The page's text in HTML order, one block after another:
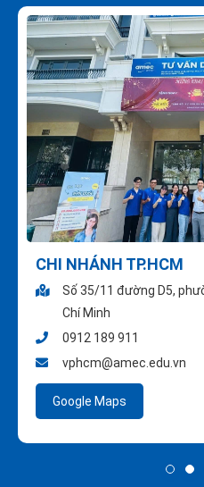
CHI NHÁNH TP.HCM
Số 35/11 đường D5,
Chí Minh
0912 189 911
vphcm@amec.edu.vn
Google Maps